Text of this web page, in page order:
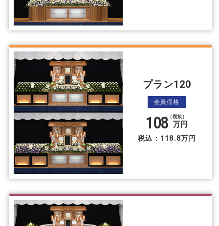
プラン120
会員価格
108 （税抜）
万円
税込：118.8万円